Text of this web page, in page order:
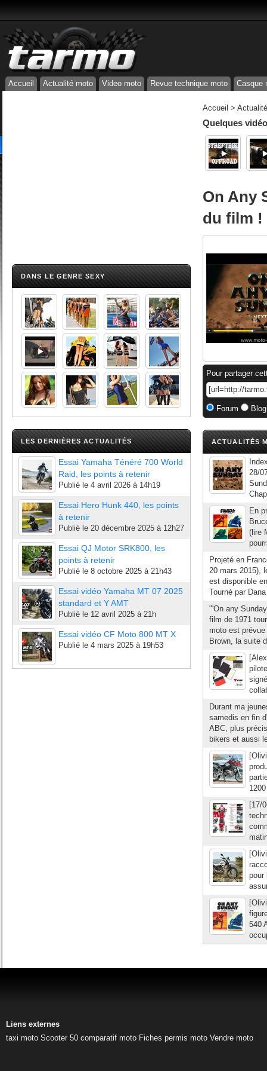
Accueil Actualité moto Video moto Revue technique moto Casque
DANS LE GENRE SEXY
LES DERNIÈRES ACTUALITÉS
Essai Yamaha Ténéré 700 World
Raid, les points à retenir
Publié le 4 avril 2026 à 14h19
Essai Hero Hunk 440, les points
à retenir
Publié le 20 décembre 2025 à 12h27
Essai QJ Motor SRK800, les
points à retenir
Publié le 8 octobre 2025 à 21h43
Essai vidéo Yamaha MT 07 2025
standard et Y AMT
Publié le 12 avril 2025 à 21h
Essai vidéo CF Moto 800 MT X
Publié le 4 mars 2025 à 19h53
Accueil >
Quelques
On Any
du film !
Pour partager
Forum
ACTUALITÉS
28/
En
(lire
Projeté en
20 mars 2015),
est disponible
Tourné par
"'On any
film de 1971
moto est
Brown, la suite
Durant ma
samedis en fin
ABC, plus
bikers et aussi
[17/
pour
540
Liens externes
taxi moto Scooter 50 comparatif moto Fiches permis moto Vendre moto